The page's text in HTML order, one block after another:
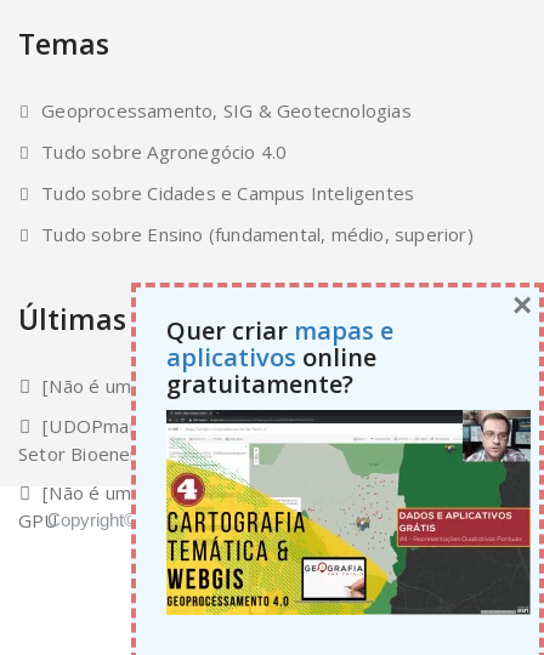
Temas
Geoprocessamento, SIG & Geotecnologias
Tudo sobre Agronegócio 4.0
Tudo sobre Cidades e Campus Inteligentes
Tudo sobre Ensino (fundamental, médio, superior)
Últimas atualizações
[Não é um Tutorial]pyGeoSampa LiDAR
[UDOPmaps]A Plataforma de Inteligência Geográfica do
Setor Bioenergético
[Não é um Tutorial]Classificação Deep Learning: CPU vs
GPUCopyright© 2000-2024 Abimael Cereda Junior | Todos os
direitos reservados.
Quer criar mapas e
aplicativos online
gratuitamente?
×